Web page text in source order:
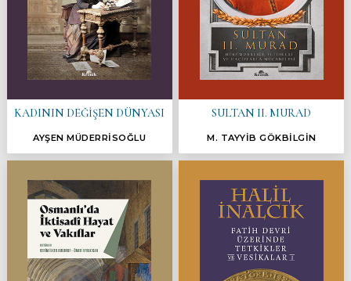
KADININ DEĞİŞEN DÜNYASI
AYŞEN MÜDERRİSOĞLU
SULTAN II. MURAD
M. TAYYİB GÖKBİLGİN